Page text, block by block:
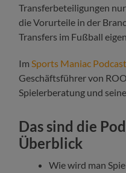
Transferbeteiligungen
die Vorurteile in der
Transfers im Fußball
ImSports Maniac Podcast
Geschäftsführer von
Spielerberatung und
Das sind die
Überblick
Wie wird man